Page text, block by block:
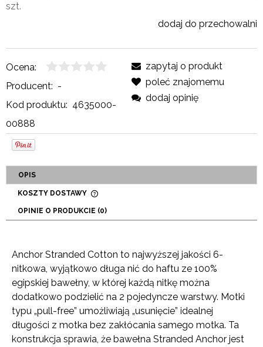
szt.
dodaj do przechowalni
Ocena:
Producent: -
Kod produktu: 4635000-
00888
zapytaj o produkt
poleć znajomemu
dodaj opinię
OPIS
KOSZTY DOSTAWY
PŁATNOŚCI
OPINIE O PRODUKCIE (0)
Anchor Stranded Cotton to najwyższej jakości 6-
nitkowa, wyjątkowo długa nić do haftu ze 100%
egipskiej bawełny, w której każdą nitkę można
dodatkowo podzielić na 2 pojedyncze warstwy. Motki
typu „pull-free” umożliwiają „usunięcie” idealnej
długości z motka bez zakłócania samego motka. Ta
konstrukcja sprawia, że ​​bawełna Stranded Anchor jest